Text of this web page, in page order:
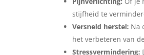
stijfheid te
Versneld herstel: Na
het verbeteren van
Stressvermindering: